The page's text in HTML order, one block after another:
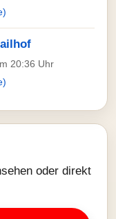
20:36 Uhr
oder direkt